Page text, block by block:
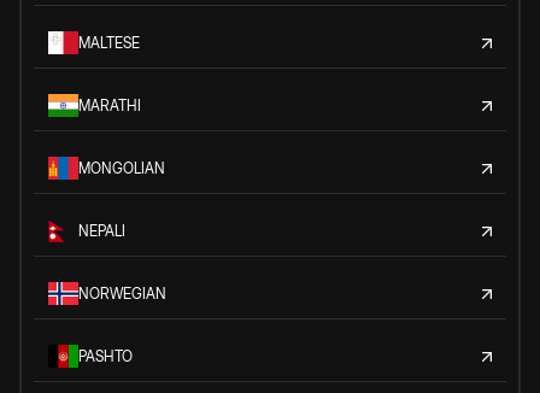
MALTESE
MARATHI
MONGOLIAN
NEPALI
NORWEGIAN
PASHTO